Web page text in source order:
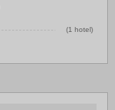
(1 hotel)